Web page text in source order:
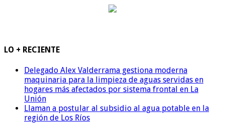
LO + RECIENTE
Delegado Alex Valderrama gestiona moderna
maquinaria para la limpieza de aguas servidas en
hogares más afectados por sistema frontal en La
Unión
Llaman a postular al subsidio al agua potable en la
región de Los Ríos